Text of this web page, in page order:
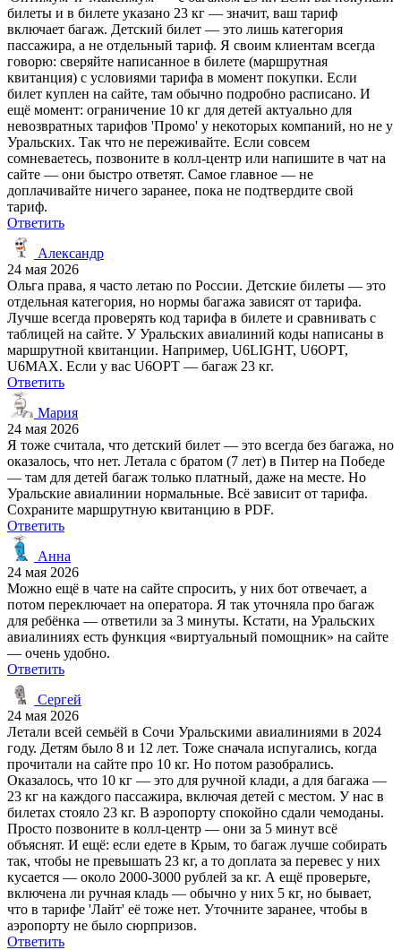
билеты и в билете указано 23 кг — значит, ваш тариф
включает багаж. Детский билет — это лишь категория
пассажира, а не отдельный тариф. Я своим клиентам всегда
говорю: сверяйте написанное в билете (маршрутная
квитанция) с условиями тарифа в момент покупки. Если
билет куплен на сайте, там обычно подробно расписано. И
ещё момент: ограничение 10 кг для детей актуально для
невозвратных тарифов 'Промо' у некоторых компаний, но не у
Уральских. Так что не переживайте. Если совсем
сомневаетесь, позвоните в колл-центр или напишите в чат на
сайте — они быстро ответят. Самое главное — не
доплачивайте ничего заранее, пока не подтвердите свой
тариф.
Ответить
Александр
24 мая 2026
Ольга права, я часто летаю по России. Детские билеты — это
отдельная категория, но нормы багажа зависят от тарифа.
Лучше всегда проверять код тарифа в билете и сравнивать с
таблицей на сайте. У Уральских авиалиний коды написаны в
маршрутной квитанции. Например, U6LIGHT, U6OPT,
U6MAX. Если у вас U6OPT — багаж 23 кг.
Ответить
Мария
24 мая 2026
Я тоже считала, что детский билет — это всегда без багажа, но
оказалось, что нет. Летала с братом (7 лет) в Питер на Победе
— там для детей багаж только платный, даже на месте. Но
Уральские авиалинии нормальные. Всё зависит от тарифа.
Сохраните маршрутную квитанцию в PDF.
Ответить
Анна
24 мая 2026
Можно ещё в чате на сайте спросить, у них бот отвечает, а
потом переключает на оператора. Я так уточняла про багаж
для ребёнка — ответили за 3 минуты. Кстати, на Уральских
авиалиниях есть функция «виртуальный помощник» на сайте
— очень удобно.
Ответить
Сергей
24 мая 2026
Летали всей семьёй в Сочи Уральскими авиалиниями в 2024
году. Детям было 8 и 12 лет. Тоже сначала испугались, когда
прочитали на сайте про 10 кг. Но потом разобрались.
Оказалось, что 10 кг — это для ручной клади, а для багажа —
23 кг на каждого пассажира, включая детей с местом. У нас в
билетах стояло 23 кг. В аэропорту спокойно сдали чемоданы.
Просто позвоните в колл-центр — они за 5 минут всё
объяснят. И ещё: если едете в Крым, то багаж лучше собирать
так, чтобы не превышать 23 кг, а то доплата за перевес у них
кусается — около 2000-3000 рублей за кг. А ещё проверьте,
включена ли ручная кладь — обычно у них 5 кг, но бывает,
что в тарифе 'Лайт' её тоже нет. Уточните заранее, чтобы в
аэропорту не было сюрпризов.
Ответить